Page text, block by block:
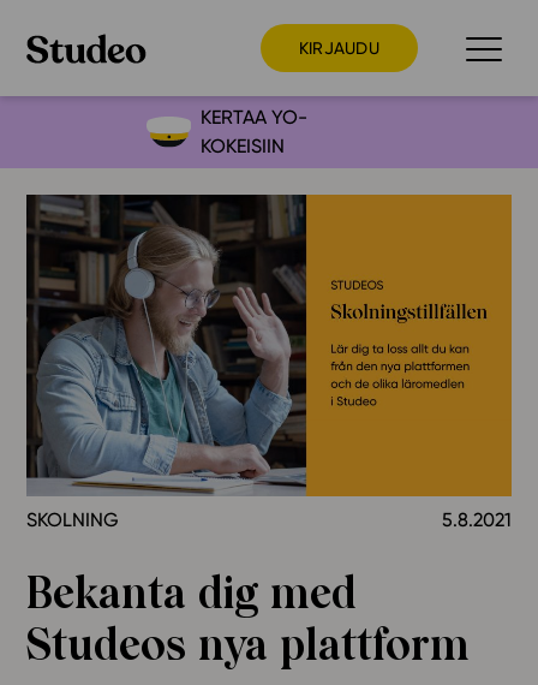
KIRJAUDU
Preppaaja
Opettaja
Opiskelija
Huoltaja
Kokeilutarjous
Ainstain
Alakoulu
Yläkoulu
Lukio
Ominaisuudet
Tapahtumakalenteri
Webinaari­tallenteet
KERTAA YO-
KOKEISIIN
SKOLNING 5.8.2021
Bekanta dig med
Studeos nya plattform